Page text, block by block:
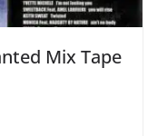
Mix Tape